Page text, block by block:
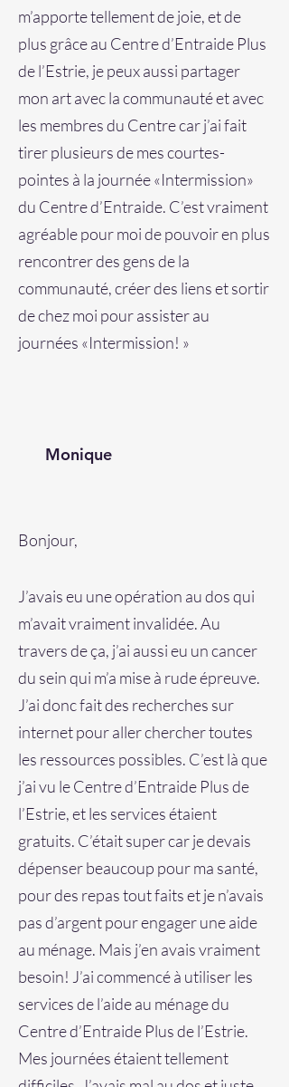
m’apporte tellement de joie, et de
plus grâce au Centre d’Entraide Plus
de l’Estrie, je peux aussi partager
mon art avec la communauté et avec
les membres du Centre car j’ai fait
tirer plusieurs de mes courtes-
pointes à la journée «Intermission»
du Centre d’Entraide. C’est vraiment
agréable pour moi de pouvoir en plus
rencontrer des gens de la
communauté, créer des liens et sortir
de chez moi pour assister au
journées «Intermission! »
Monique
Bonjour,
J’avais eu une opération au dos qui
m’avait vraiment invalidée. Au
travers de ça, j’ai aussi eu un cancer
du sein qui m’a mise à rude épreuve.
J’ai donc fait des recherches sur
internet pour aller chercher toutes
les ressources possibles. C’est là que
j’ai vu le Centre d’Entraide Plus de
l’Estrie, et les services étaient
gratuits. C’était super car je devais
dépenser beaucoup pour ma santé,
pour des repas tout faits et je n’avais
pas d’argent pour engager une aide
au ménage. Mais j’en avais vraiment
besoin! J’ai commencé à utiliser les
services de l’aide au ménage du
Centre d’Entraide Plus de l’Estrie.
Mes journées étaient tellement